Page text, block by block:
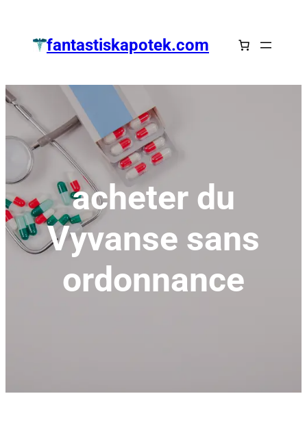
springenfantastiskapotek.com
acheter du
Vyvanse sans
ordonnance